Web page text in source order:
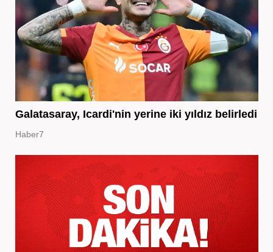
Galatasaray, Icardi'nin yerine iki yıldız belirledi
Haber7